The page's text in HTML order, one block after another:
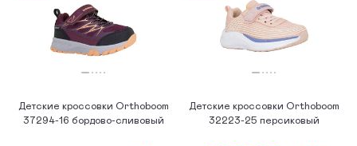
Детские кроссовки Orthoboom
37294-16 бордово-сливовый
Детские кроссовки Orthoboom
32223-25 персиковый